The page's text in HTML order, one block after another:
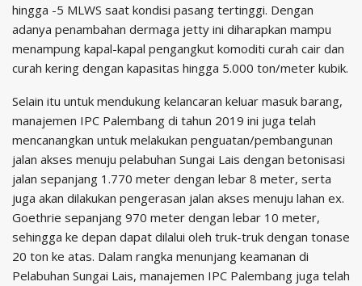
hingga -5 MLWS saat kondisi pasang tertinggi. Dengan
adanya penambahan dermaga jetty ini diharapkan mampu
menampung kapal-kapal pengangkut komoditi curah cair dan
curah kering dengan kapasitas hingga 5.000 ton/meter kubik.
Selain itu untuk mendukung kelancaran keluar masuk barang,
manajemen IPC Palembang di tahun 2019 ini juga telah
mencanangkan untuk melakukan penguatan/pembangunan
jalan akses menuju pelabuhan Sungai Lais dengan betonisasi
jalan sepanjang 1.770 meter dengan lebar 8 meter, serta
juga akan dilakukan pengerasan jalan akses menuju lahan ex.
Goethrie sepanjang 970 meter dengan lebar 10 meter,
sehingga ke depan dapat dilalui oleh truk-truk dengan tonase
20 ton ke atas. Dalam rangka menunjang keamanan di
Pelabuhan Sungai Lais, manajemen IPC Palembang juga telah